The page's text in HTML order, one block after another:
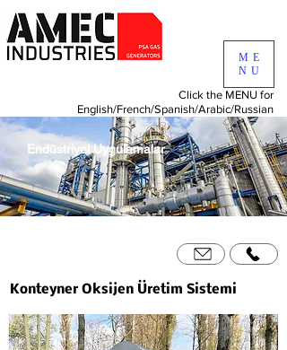
Click the MENU for
English/French/Spanish/Arabic/Russian
ME
NU
Endüstriyel Uygulamalar
Konteyner Oksijen Üretim Sistemi